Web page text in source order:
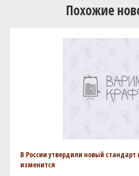
Похожие
В России утвердили новый стандарт
изменится